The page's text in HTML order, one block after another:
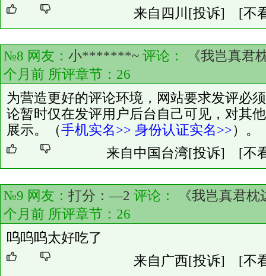
来自四川 [投诉] [不
№8 网友： 小*******~ 评论：
《我岂真君
个月前 所评章节： 26
为营造更好的评论环境，网站要求发评必
论暂时仅在发评用户后台自己可见，对其
展示。（手机实名>> 身份认证实名>>）。
来自中国台湾[投诉] [不
№9 网友： 打分：—2 评论：
《我岂真君枕
个月前 所评章节： 26
呜呜呜太好吃了
来自广西[投诉] [不